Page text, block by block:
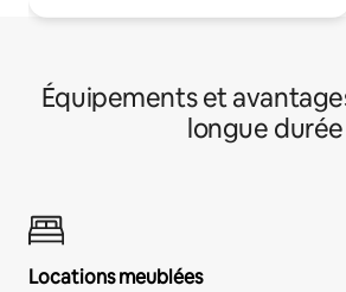
Équipements et
longue durée
Locations meublées